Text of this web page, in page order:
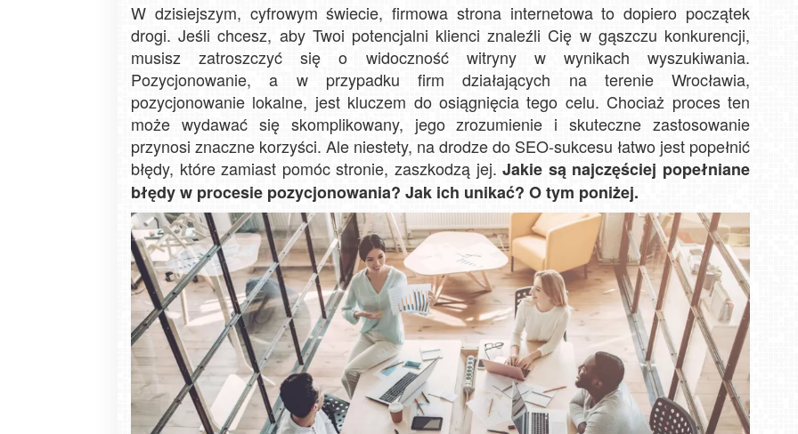
W dzisiejszym, cyfrowym świecie, firmowa strona internetowa to dopiero początek
drogi. Jeśli chcesz, aby Twoi potencjalni klienci znaleźli Cię w gąszczu konkurencji,
musisz zatroszczyć się o widoczność witryny w wynikach wyszukiwania.
Pozycjonowanie, a w przypadku firm działających na terenie Wrocławia,
pozycjonowanie lokalne, jest kluczem do osiągnięcia tego celu. Chociaż proces ten
może wydawać się skomplikowany, jego zrozumienie i skuteczne zastosowanie
przynosi znaczne korzyści. Ale niestety, na drodze do SEO-sukcesu łatwo jest popełnić
błędy, które zamiast pomóc stronie, zaszkodzą jej. Jakie są najczęściej popełniane
błędy w procesie pozycjonowania? Jak ich unikać? O tym poniżej.
Zakopane - widok na deptak Krupówki NOWOŚĆ Władysławowo - widok na plażę - NOWOŚĆ